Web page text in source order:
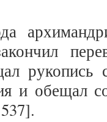
и обещал